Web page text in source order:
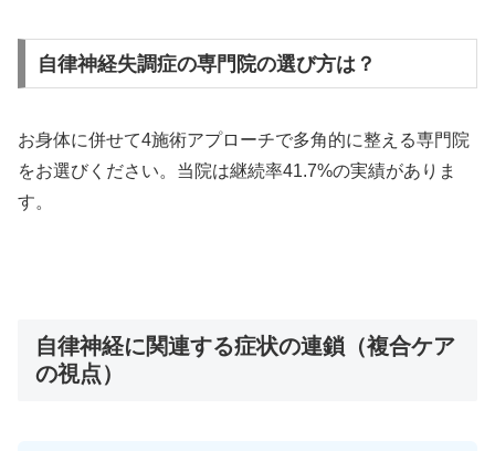
自律神経失調症の専門院の選び方は？
お身体に併せて4施術アプローチで多角的に整える専門院
をお選びください。当院は継続率41.7%の実績がありま
す。
自律神経に関連する症状の連鎖（複合ケア
の視点）